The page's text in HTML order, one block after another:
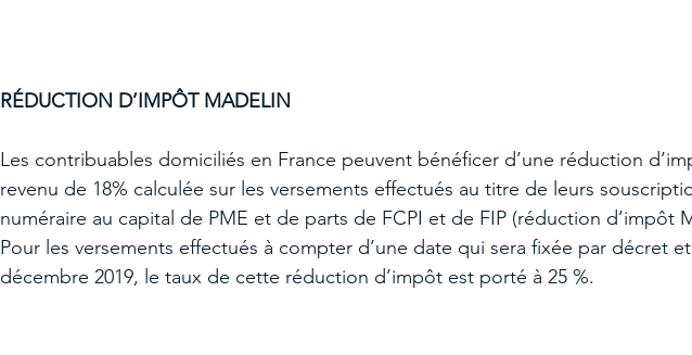
RÉDUCTION D’IMPÔT MADELIN
Les contribuables domiciliés en France peuvent bénéficer d’une réduction
revenu de 18% calculée sur les versements effectués au titre de leurs
numéraire au capital de PME et de parts de FCPI et de FIP (réduction d’impôt
Pour les versements effectués à compter d’une date qui sera fixée par décret et
décembre 2019, le taux de cette réduction d’impôt est porté à 25 %.